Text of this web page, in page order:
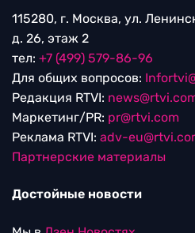
115280, г. Москва, ул.
д. 26, этаж 2
тел: +7 (499) 579-86-96
Для общих вопросов:
Редакция RTVI:
Маркетинг/PR: pr@rtvi.com
Реклама RTVI: adv-
Партнерские материалы
Достойные новости